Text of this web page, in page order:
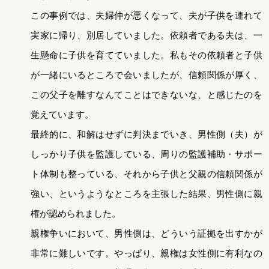
この事例では、夫婦仲が悪くなって、夫が子供を連れて
実家に帰り、別居していました。依頼者である夫は、一
生懸命に子供を育てていました。私もその依頼者と子供
が一緒にいるところで会いましたが、信頼関係が厚く、
この父子を離すなんてことはできないな、と感じたのを
覚えています。
最終的に、和解はせずに判決までいき、男性側（夫）が
しっかり子供を監護している、周りの監護補助・サポー
ト体制も整っている、それから子供と父親の信頼関係が
強い、というようなところを主張した結果、男性側に親
権が認められました。
親権争いにおいて、男性側は、どういう証拠を出すかが
非常に難しいです。やっぱり、親権は女性側に有利なの